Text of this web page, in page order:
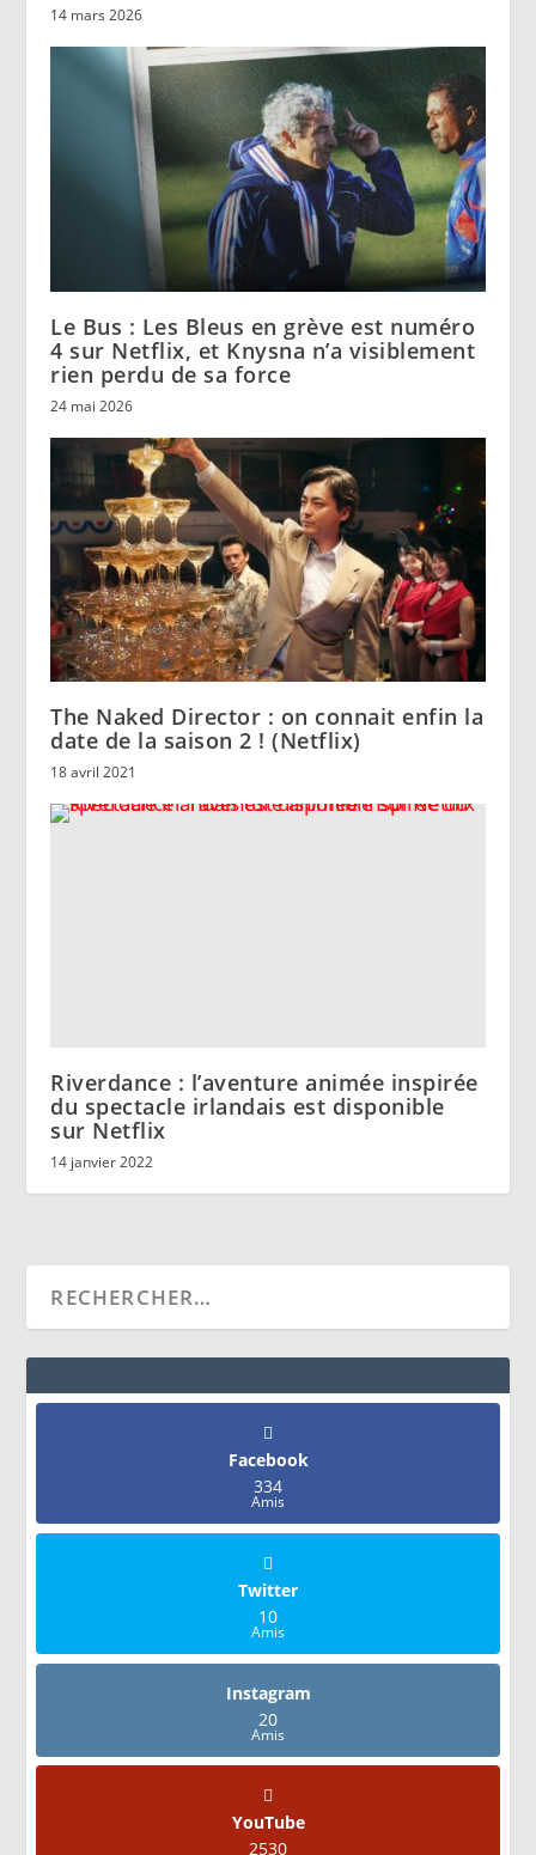
14 mars 2026
Le Bus : Les Bleus en grève est numéro
4 sur Netflix, et Knysna n’a visiblement
rien perdu de sa force
24 mai 2026
The Naked Director : on connait enfin la
date de la saison 2 ! (Netflix)
18 avril 2021
Riverdance : l’aventure animée inspirée
du spectacle irlandais est disponible
sur Netflix
14 janvier 2022
Facebook
334
Amis
Twitter
10
Amis
Instagram
20
Amis
YouTube
2530